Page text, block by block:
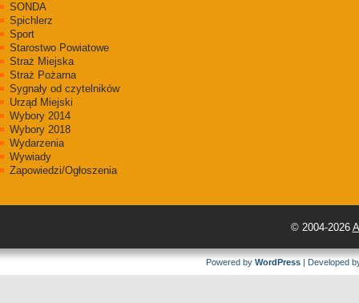
SONDA
Spichlerz
Sport
Starostwo Powiatowe
Straż Miejska
Straż Pożarna
Sygnały od czytelników
Urząd Miejski
Wybory 2014
Wybory 2018
Wydarzenia
Wywiady
Zapowiedzi/Ogłoszenia
© 2004-2026
Powered by WordPress | Developed